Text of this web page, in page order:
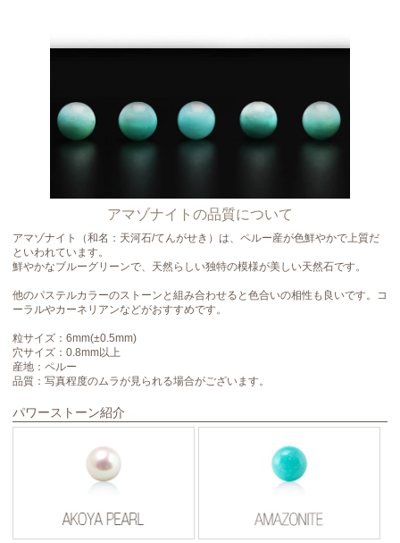
アマゾナイトの品質について
アマゾナイト（和名：天河石/てんがせき）は、ペルー産が色鮮やかで上質だ
といわれています。
鮮やかなブルーグリーンで、天然らしい独特の模様が美しい天然石です。
他のパステルカラーのストーンと組み合わせると色合いの相性も良いです。コ
ーラルやカーネリアンなどがおすすめです。
粒サイズ：6mm(±0.5mm)
穴サイズ：0.8mm以上
産地：ペルー
品質：写真程度のムラが見られる場合がございます。
パワーストーン紹介